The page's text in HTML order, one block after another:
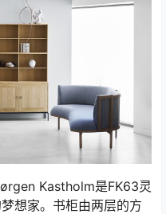
Kastholm是FK63灵
想家。书柜由两层的方